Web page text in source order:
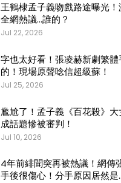
王鶴棣孟子義吻戲路途曝光！
全網熱議…誰的？
Jul 22, 2026
字也太好看！張凌赫新劇繁
的！現場原聲唸信超級蘇！
Jul 25, 2026
尷尬了！孟子義《百花殺》
成話題慘被審判！
Jul 10, 2026
4年前緋聞突再被熱議！網傳
手後很傷心！分手原因居然是